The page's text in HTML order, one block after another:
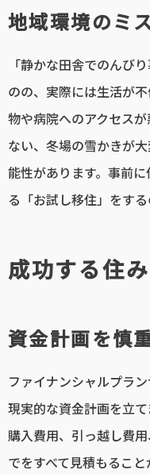
地域環境のミ
「静かな田舎でのんび
のの、実際には生活が
物や病院へのアクセス
ない、冬場の雪かきが
能性があります。事前
る「お試し移住」をする
成功する住
資金計画を慎
ファイナンシャルプラ
現実的な資金計画を立
購入費用、引っ越し費
でをすべて見積もること